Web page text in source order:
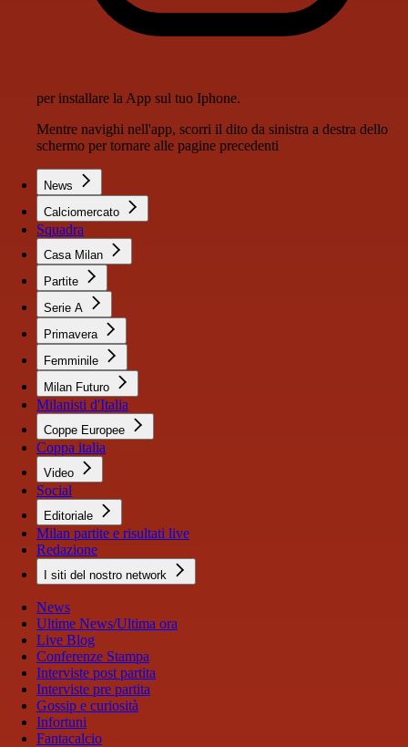
per installare la App sul tuo Iphone.
Mentre navighi nell'app, scorri il dito da sinistra a destra dello
schermo per tornare alle pagine precedenti
News
Calciomercato
Squadra
Casa Milan
Partite
Serie A
Primavera
Femminile
Milan Futuro
Milanisti d'Italia
Coppe Europee
Coppa italia
Video
Social
Editoriale
Milan partite e risultati live
Redazione
I siti del nostro network
News
Ultime News/Ultima ora
Live Blog
Conferenze Stampa
Interviste post partita
Interviste pre partita
Gossip e curiosità
Infortuni
Fantacalcio